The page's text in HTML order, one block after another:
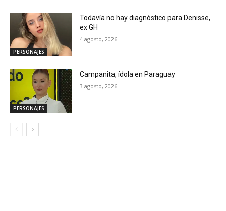
PERSONAJES
Todavía no hay diagnóstico para Denisse,
ex GH
4 agosto, 2026
PERSONAJES
Campanita, ídola en Paraguay
3 agosto, 2026